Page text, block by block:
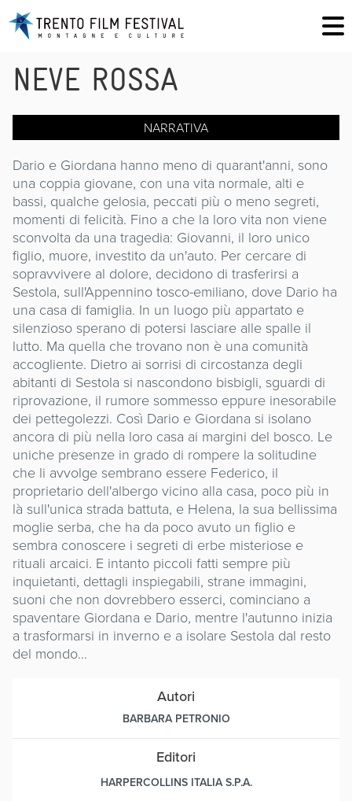
NEVE ROSSA
NARRATIVA
Dario e Giordana hanno meno di quarant'anni, sono
una coppia giovane, con una vita normale, alti e
bassi, qualche gelosia, peccati più o meno segreti,
momenti di felicità. Fino a che la loro vita non viene
sconvolta da una tragedia: Giovanni, il loro unico
figlio, muore, investito da un'auto. Per cercare di
sopravvivere al dolore, decidono di trasferirsi a
Sestola, sull'Appennino tosco-emiliano, dove Dario ha
una casa di famiglia. In un luogo più appartato e
silenzioso sperano di potersi lasciare alle spalle il
lutto. Ma quella che trovano non è una comunità
accogliente. Dietro ai sorrisi di circostanza degli
abitanti di Sestola si nascondono bisbigli, sguardi di
riprovazione, il rumore sommesso eppure inesorabile
dei pettegolezzi. Così Dario e Giordana si isolano
ancora di più nella loro casa ai margini del bosco. Le
uniche presenze in grado di rompere la solitudine
che li avvolge sembrano essere Federico, il
proprietario dell'albergo vicino alla casa, poco più in
là sull'unica strada battuta, e Helena, la sua bellissima
moglie serba, che ha da poco avuto un figlio e
sembra conoscere i segreti di erbe misteriose e
rituali arcaici. E intanto piccoli fatti sempre più
inquietanti, dettagli inspiegabili, strane immagini,
suoni che non dovrebbero esserci, cominciano a
spaventare Giordana e Dario, mentre l'autunno inizia
a trasformarsi in inverno e a isolare Sestola dal resto
del mondo...
Autori
BARBARA PETRONIO
Editori
HARPERCOLLINS ITALIA S.P.A.